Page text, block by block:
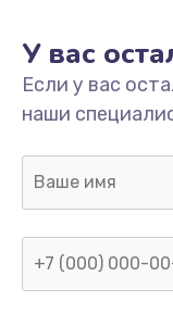
У вас
Если у вас
наши